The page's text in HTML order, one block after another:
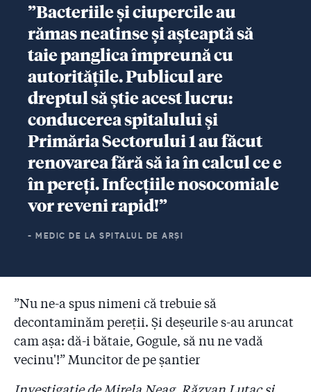
”Bacteriile și ciupercile au
rămas neatinse și așteaptă să
taie panglica împreună cu
autoritățile. Publicul are
dreptul să știe acest lucru:
conducerea spitalului și
Primăria Sectorului 1 au făcut
renovarea fără să ia în calcul ce e
în pereți. Infecțiile nosocomiale
vor reveni rapid!”
- MEDIC DE LA SPITALUL DE ARȘI
”Nu ne-a spus nimeni că trebuie să
decontaminăm pereții. Și deșeurile s-au aruncat
cam așa: dă-i bătaie, Gogule, să nu ne vadă
vecinu'!” Muncitor de pe șantier